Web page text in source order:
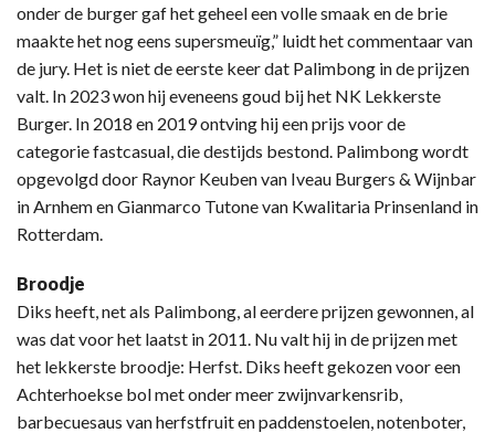
onder de burger gaf het geheel een volle smaak en de brie
maakte het nog eens supersmeuïg,” luidt het commentaar van
de jury. Het is niet de eerste keer dat Palimbong in de prijzen
valt. In 2023 won hij eveneens goud bij het NK Lekkerste
Burger. In 2018 en 2019 ontving hij een prijs voor de
categorie fastcasual, die destijds bestond. Palimbong wordt
opgevolgd door Raynor Keuben van Iveau Burgers & Wijnbar
in Arnhem en Gianmarco Tutone van Kwalitaria Prinsenland in
Rotterdam.
Broodje
Diks heeft, net als Palimbong, al eerdere prijzen gewonnen, al
was dat voor het laatst in 2011. Nu valt hij in de prijzen met
het lekkerste broodje: Herfst. Diks heeft gekozen voor een
Achterhoekse bol met onder meer zwijnvarkensrib,
barbecuesaus van herfstfruit en paddenstoelen, notenboter,